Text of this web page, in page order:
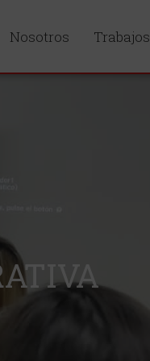
Nosotros Trabajos